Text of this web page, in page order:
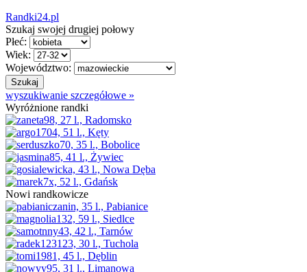
Randki24.pl
Szukaj swojej drugiej połowy
Płeć:
Wiek:
Województwo:
wyszukiwanie szczegółowe »
Wyróżnione randki
Nowi randkowicze